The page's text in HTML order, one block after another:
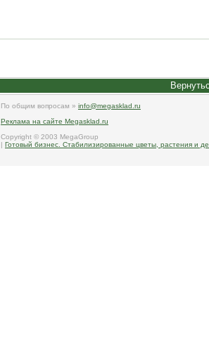
По общим вопросам » info@megasklad.ru
Реклама на сайте Megasklad.ru
Copyright © 2003 MegaGroup
| Готовый бизнес. Стабилизированные цветы, растения и